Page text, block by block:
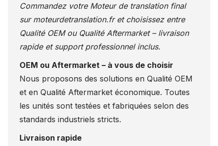
Commandez votre Moteur de translation final
sur moteurdetranslation.fret choisissez entre
Qualité OEM ou Qualité Aftermarket – livraison
rapide et support professionnel inclus.
OEM ou Aftermarket – à vous de choisir
Nous proposons des solutions en Qualité OEM
et en Qualité Aftermarket économique. Toutes
les unités sont testées et fabriquées selon des
standards industriels stricts.
Livraison rapide